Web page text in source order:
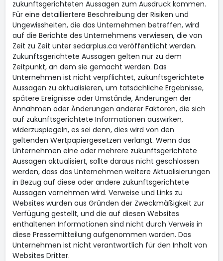
zukunftsgerichteten Aussagen zum Ausdruck kommen.
Für eine detailliertere Beschreibung der Risiken und
Ungewissheiten, die das Unternehmen betreffen, wird
auf die Berichte des Unternehmens verwiesen, die von
Zeit zu Zeit unter sedarplus.ca veröffentlicht werden.
Zukunftsgerichtete Aussagen gelten nur zu dem
Zeitpunkt, an dem sie gemacht werden. Das
Unternehmen ist nicht verpflichtet, zukunftsgerichtete
Aussagen zu aktualisieren, um tatsächliche Ergebnisse,
spätere Ereignisse oder Umstände, Änderungen der
Annahmen oder Änderungen anderer Faktoren, die sich
auf zukunftsgerichtete Informationen auswirken,
widerzuspiegeln, es sei denn, dies wird von den
geltenden Wertpapiergesetzen verlangt. Wenn das
Unternehmen eine oder mehrere zukunftsgerichtete
Aussagen aktualisiert, sollte daraus nicht geschlossen
werden, dass das Unternehmen weitere Aktualisierungen
in Bezug auf diese oder andere zukunftsgerichtete
Aussagen vornehmen wird. Verweise und Links zu
Websites wurden aus Gründen der Zweckmäßigkeit zur
Verfügung gestellt, und die auf diesen Websites
enthaltenen Informationen sind nicht durch Verweis in
diese Pressemitteilung aufgenommen worden. Das
Unternehmen ist nicht verantwortlich für den Inhalt von
Websites Dritter.